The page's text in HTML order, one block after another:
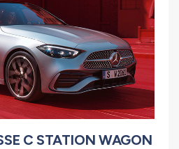
C STATION WAGON